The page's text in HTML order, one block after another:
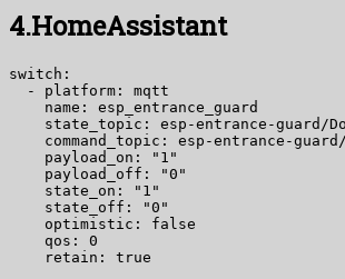
4.HomeAssistant
switch:
  - platform: mqtt
    name: esp_entrance_guard
state_topic: esp-entrance-guard/
command_topic: esp-entrance-
    payload_on: "1"
    payload_off: "0"
    state_on: "1"
    state_off: "0"
    optimistic: false
    qos: 0
    retain: true